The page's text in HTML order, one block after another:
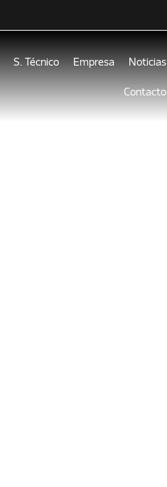
S. Técnico Empresa Noticias
Contacto